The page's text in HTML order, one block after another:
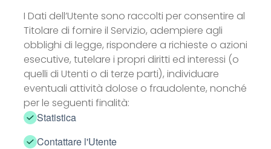
I Dati dell’Utente sono raccolti per consentire al
Titolare di fornire il Servizio, adempiere agli
obblighi di legge, rispondere a richieste o azioni
esecutive, tutelare i propri diritti ed interessi (o
quelli di Utenti o di terze parti), individuare
eventuali attività dolose o fraudolente, nonché
per le seguenti finalità:
Statistica
Contattare l'Utente